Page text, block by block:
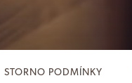
STORNO PODMÍNKY